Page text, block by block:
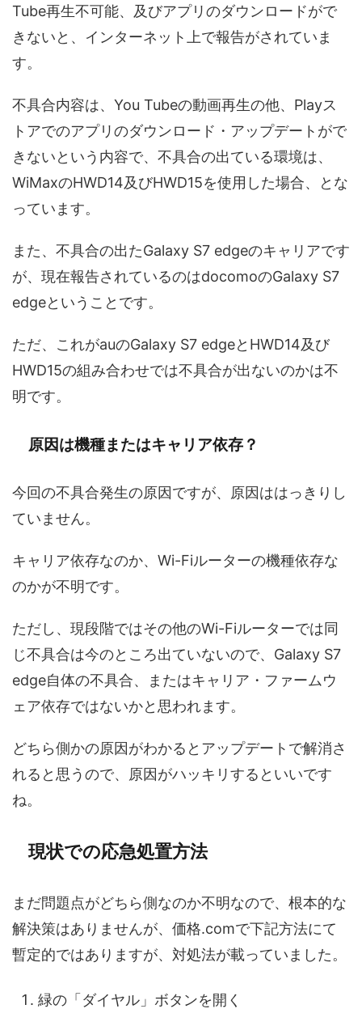
Tube再生不可能、及びアプリのダウンロードがで
きないと、インターネット上で報告がされていま
す。
不具合内容は、You Tubeの動画再生の他、Playス
トアでのアプリのダウンロード・アップデートがで
きないという内容で、不具合の出ている環境は、
WiMaxのHWD14及びHWD15を使用した場合、とな
っています。
また、不具合の出たGalaxy S7 edgeのキャリアです
が、現在報告されているのはdocomoのGalaxy S7
edgeということです。
ただ、これがauのGalaxy S7 edgeとHWD14及び
HWD15の組み合わせでは不具合が出ないのかは不
明です。
原因は機種またはキャリア依存？
今回の不具合発生の原因ですが、原因ははっきりし
ていません。
キャリア依存なのか、Wi-Fiルーターの機種依存な
のかが不明です。
ただし、現段階ではその他のWi-Fiルーターでは同
じ不具合は今のところ出ていないので、Galaxy S7
edge自体の不具合、またはキャリア・ファームウ
ェア依存ではないかと思われます。
どちら側かの原因がわかるとアップデートで解消さ
れると思うので、原因がハッキリするといいです
ね。
現状での応急処置方法
まだ問題点がどちら側なのか不明なので、根本的な
解決策はありませんが、価格.comで下記方法にて
暫定的ではありますが、対処法が載っていました。
緑の「ダイヤル」ボタンを開く